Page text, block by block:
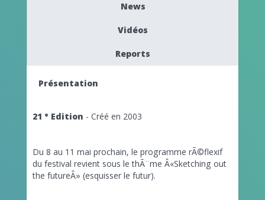
News
Vidéos
Reports
Présentation
21 ° Edition - Créé en 2003
Du 8 au 11 mai prochain, le programme rÃ©flexif
du festival revient sous le thÃ¨me Â«Sketching out
the futureÂ» (esquisser le futur).